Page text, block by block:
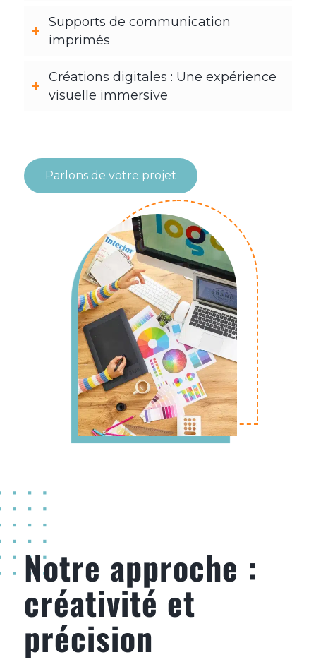
Supports de communication
imprimés
Créations digitales : Une expérience
visuelle immersive
Parlons de votre projet
Notre approche :
créativité et
précision